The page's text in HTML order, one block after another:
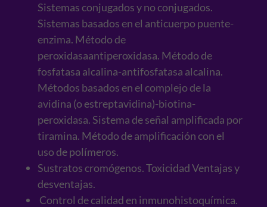
Sistemas conjugados y no conjugados.
Sistemas basados en el anticuerpo puente-
enzima. Método de
peroxidasaantiperoxidasa. Método de
fosfatasa alcalina-antifosfatasa alcalina.
Métodos basados en el complejo de la
avidina (o estreptavidina)-biotina-
peroxidasa. Sistema de señal amplificada por
tiramina. Método de amplificación con el
uso de polímeros.
Sustratos cromógenos. Toxicidad Ventajas y
desventajas.
Control de calidad en inmunohistoquímica.